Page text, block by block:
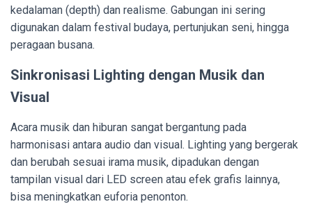
kedalaman (depth) dan realisme. Gabungan ini sering
digunakan dalam festival budaya, pertunjukan seni, hingga
peragaan busana.
Sinkronisasi Lighting dengan Musik dan
Visual
Acara musik dan hiburan sangat bergantung pada
harmonisasi antara audio dan visual. Lighting yang bergerak
dan berubah sesuai irama musik, dipadukan dengan
tampilan visual dari LED screen atau efek grafis lainnya,
bisa meningkatkan euforia penonton.